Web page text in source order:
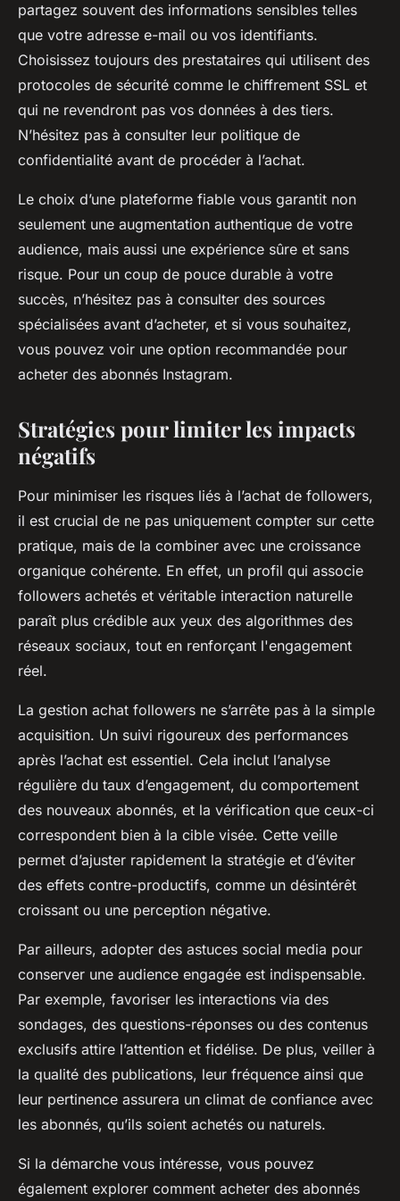
partagez souvent des informations sensibles telles
que votre adresse e-mail ou vos identifiants.
Choisissez toujours des prestataires qui utilisent des
protocoles de sécurité comme le chiffrement SSL et
qui ne revendront pas vos données à des tiers.
N’hésitez pas à consulter leur politique de
confidentialité avant de procéder à l’achat.
Le choix d’une plateforme fiable vous garantit non
seulement une augmentation authentique de votre
audience, mais aussi une expérience sûre et sans
risque. Pour un coup de pouce durable à votre
succès, n’hésitez pas à consulter des sources
spécialisées avant d’acheter, et si vous souhaitez,
vous pouvez voir une option recommandée pour
acheter des abonnés Instagram.
Stratégies pour limiter les impacts
négatifs
Pour minimiser les risques liés à l’achat de followers,
il est crucial de ne pas uniquement compter sur cette
pratique, mais de la combiner avec une croissance
organique cohérente. En effet, un profil qui associe
followers achetés et véritable interaction naturelle
paraît plus crédible aux yeux des algorithmes des
réseaux sociaux, tout en renforçant l'engagement
réel.
La gestion achat followers ne s’arrête pas à la simple
acquisition. Un suivi rigoureux des performances
après l’achat est essentiel. Cela inclut l’analyse
régulière du taux d’engagement, du comportement
des nouveaux abonnés, et la vérification que ceux-ci
correspondent bien à la cible visée. Cette veille
permet d’ajuster rapidement la stratégie et d’éviter
des effets contre-productifs, comme un désintérêt
croissant ou une perception négative.
Par ailleurs, adopter des astuces social media pour
conserver une audience engagée est indispensable.
Par exemple, favoriser les interactions via des
sondages, des questions-réponses ou des contenus
exclusifs attire l’attention et fidélise. De plus, veiller à
la qualité des publications, leur fréquence ainsi que
leur pertinence assurera un climat de confiance avec
les abonnés, qu’ils soient achetés ou naturels.
Si la démarche vous intéresse, vous pouvez
également explorer comment acheter des abonnés